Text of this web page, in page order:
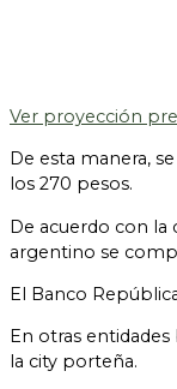
Ver proyección
De esta manera,
los 270 pesos.
De acuerdo con la
argentino se
El Banco
En otras
la city porteña.